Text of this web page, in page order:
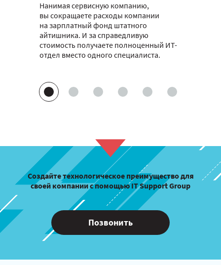
Нанимая сервисную компанию,
вы сокращаете расходы компании
на зарплатный фонд штатного
айтишника. И за справедливую
стоимость получаете полноценный ИТ-
отдел вместо одного специалиста.
Создайте технологическое преимущество для
своей компании с помощью IT Support Group
Позвонить